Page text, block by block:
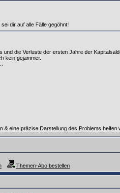
dir auf alle Fälle gegöhnt!
die Verluste der ersten Jahre der
kein gejammer.
eine präzise Darstellung des Problems helfen
Themen-Abo bestellen